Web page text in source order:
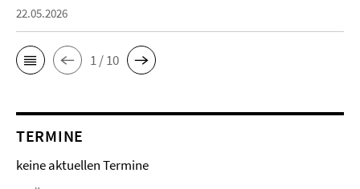
22.05.2026
1 / 10
TERMINE
keine aktuellen Termine